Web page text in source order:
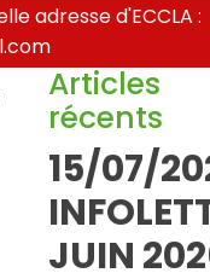
adresse d'ECCLA :
Articles
récents
15/07/
JUIN